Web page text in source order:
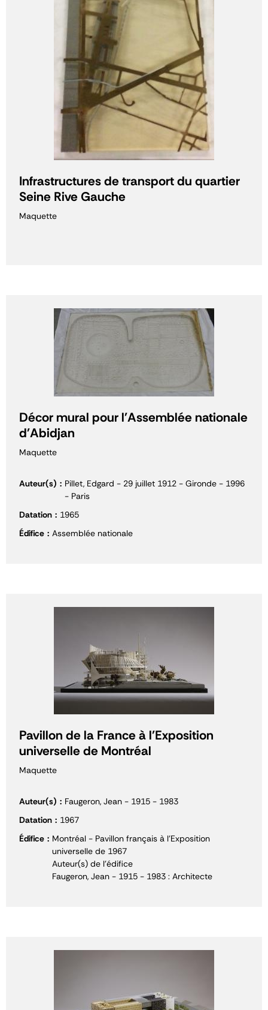
Infrastructures de transport du quartier
Seine Rive Gauche
Maquette
Décor mural pour l'Assemblée nationale
d'Abidjan
Maquette
Auteur(s)
Pillet, Edgard - 29 juillet 1912 - Gironde - 1996
- Paris
Datation
1965
Édifice
Assemblée nationale
Pavillon de la France à l'Exposition
universelle de Montréal
Maquette
Auteur(s)
Faugeron, Jean - 1915 - 1983
Datation
1967
Édifice
Montréal - Pavillon français à l'Exposition
universelle de 1967
Auteur(s) de l'édifice
Faugeron, Jean - 1915 - 1983 : Architecte